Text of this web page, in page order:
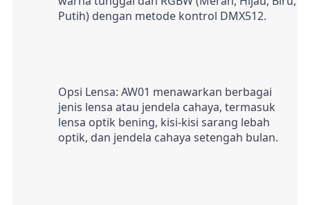
Putih) dengan metode kontrol DMX512.
Opsi Lensa: AW01 menawarkan berbagai
jenis lensa atau jendela cahaya, termasuk
lensa optik bening, kisi-kisi sarang lebah
optik, dan jendela cahaya setengah bulan.